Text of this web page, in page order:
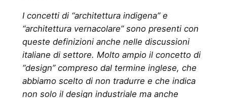
I concetti di “architettura indigena” e
“architettura vernacolare” sono presenti con
queste definizioni anche nelle discussioni
italiane di settore. Molto ampio il concetto di
“design” compreso dal termine inglese, che
abbiamo scelto di non tradurre e che indica
non solo il design industriale ma anche